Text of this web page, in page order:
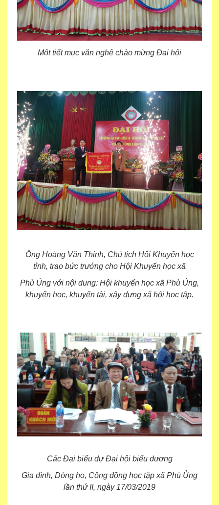
Một tiết mục văn nghệ chào mừng Đại hội
Ông Hoàng Văn Thịnh, Chủ tịch Hội Khuyến học
tỉnh, trao bức trướng cho Hội Khuyến học xã
Phù Ủng với nội dung: Hội khuyến học xã Phù Ủng,
khuyến học, khuyến tài, xây dựng xã hội học tập.
Các Đại biểu dự Đại hội biểu dương
Gia đình, Dòng họ, Cộng đồng học tập xã Phù Ủng
lần thứ II, ngày 17/03/2019